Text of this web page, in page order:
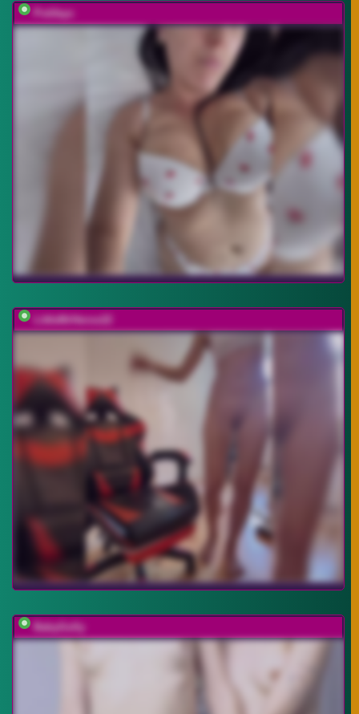
Potifays
LittleMrHeroo22
BabyGolly